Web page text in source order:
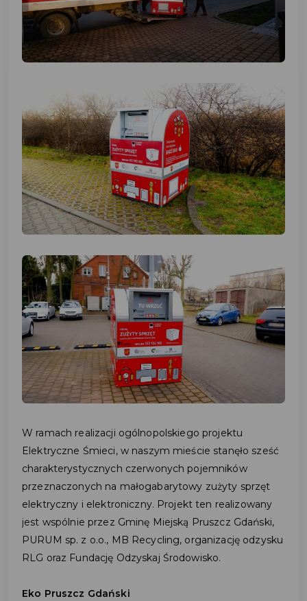
W ramach realizacji ogólnopolskiego projektu
Elektryczne Śmieci, w naszym mieście stanęło sześć
charakterystycznych czerwonych pojemników
przeznaczonych na małogabarytowy zużyty sprzęt
elektryczny i elektroniczny. Projekt ten realizowany
jest wspólnie przez Gminę Miejską Pruszcz Gdański,
PURUM sp. z o.o., MB Recycling, organizację odzysku
RLG oraz Fundację Odzyskaj Środowisko.
Eko Pruszcz Gdański